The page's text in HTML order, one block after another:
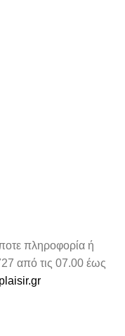
πληροφορία ή
από τις 07.00 έως